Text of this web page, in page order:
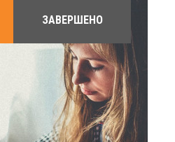
ЗАВЕРШЕНО